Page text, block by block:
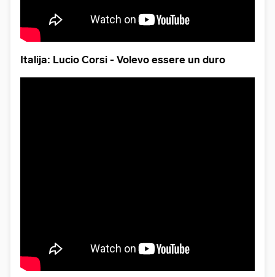
Italija: Lucio Corsi - Volevo essere un duro